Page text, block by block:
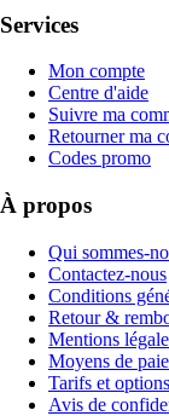
Services
Mon compte
Centre d'aide
Suivre ma
Retourner ma
Codes promo
À propos
Qui sommes-
Contactez-nous
Conditions
Retour &
Mentions
Moyens de
Tarifs et
Avis de